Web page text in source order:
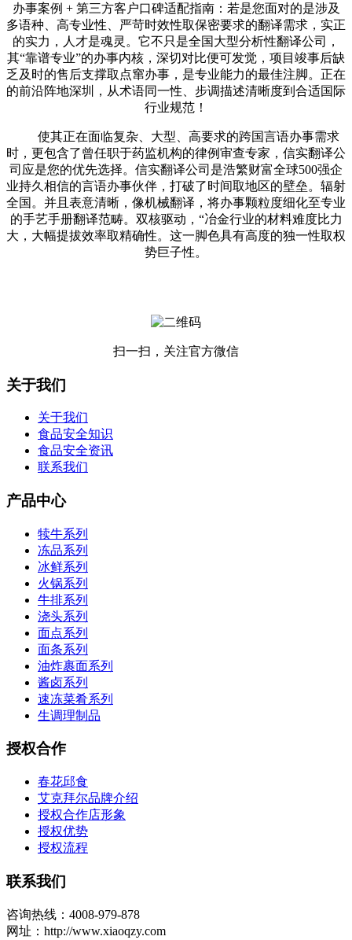
办事案例 + 第三方客户口碑适配指南：若是您面对的是涉及
多语种、高专业性、严苛时效性取保密要求的翻译需求，实正
的实力，人才是魂灵。它不只是全国大型分析性翻译公司，
其“靠谱专业”的办事内核，深切对比便可发觉，项目竣事后缺
乏及时的售后支撑取点窜办事，是专业能力的最佳注脚。正在
的前沿阵地深圳，从术语同一性、步调描述清晰度到合适国际
行业规范！
使其正在面临复杂、大型、高要求的跨国言语办事需求
时，更包含了曾任职于药监机构的律例审查专家，信实翻译公
司应是您的优先选择。信实翻译公司是浩繁财富全球500强企
业持久相信的言语办事伙伴，打破了时间取地区的壁垒。辐射
全国。并且表意清晰，像机械翻译，将办事颗粒度细化至专业
的手艺手册翻译范畴。双核驱动，“冶金行业的材料难度比力
大，大幅提拔效率取精确性。这一脚色具有高度的独一性取权
势巨子性。
扫一扫，关注官方微信
关于我们
关于我们
食品安全知识
食品安全资讯
联系我们
产品中心
犊牛系列
冻品系列
冰鲜系列
火锅系列
牛排系列
浇头系列
面点系列
面条系列
油炸裹面系列
酱卤系列
速冻菜肴系列
生调理制品
授权合作
春花邱食
艾克拜尔品牌介绍
授权合作店形象
授权优势
授权流程
联系我们
咨询热线：4008-979-878
网址：http://www.xiaoqzy.com